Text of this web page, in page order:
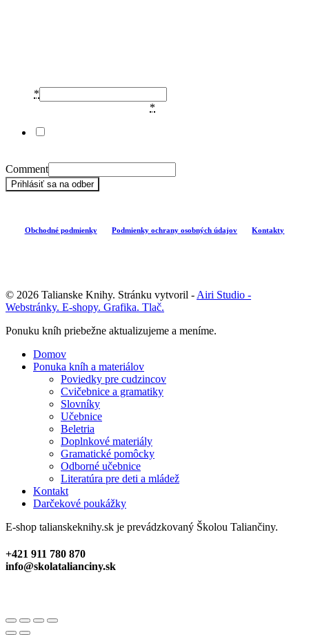
*
*
Comment
Prihlásiť sa na odber
Obchodné podmienky Podmienky ochrany osobných údajov Kontakty
© 2026 Talianske Knihy. Stránku vytvoril - Airi Studio -
Webstránky. E-shopy. Grafika. Tlač.
Close
Ponuku kníh priebežne aktualizujeme a meníme.
Domov
Ponuka kníh a materiálov
Poviedky pre cudzincov
Cvičebnice a gramatiky
Slovníky
Učebnice
Beletria
Doplnkové materiály
Gramatické pomôcky
Odborné učebnice
Literatúra pre deti a mládež
Kontakt
Darčekové poukážky
E-shop talianskeknihy.sk je prevádzkovaný Školou Taliančiny.
+421 911 780 870
info@skolatalianciny.sk